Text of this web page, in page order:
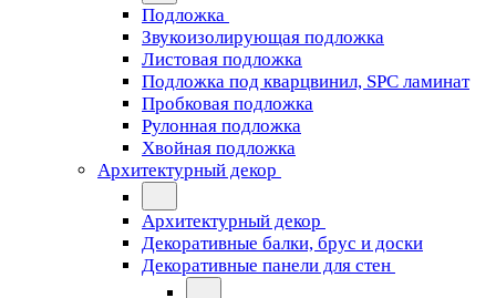
Подложка
Звукоизолирующая подложка
Листовая подложка
Подложка под кварцвинил, SPC ламинат
Пробковая подложка
Рулонная подложка
Хвойная подложка
Архитектурный декор
Архитектурный декор
Декоративные балки, брус и доски
Декоративные панели для стен